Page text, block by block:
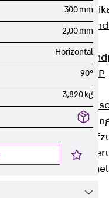
Zurück
Windposts
Zurück
Windpost JWP
Schallisolation
Zurück
300 mm
2,00 mm
Horizontal
90°
3,820 kg